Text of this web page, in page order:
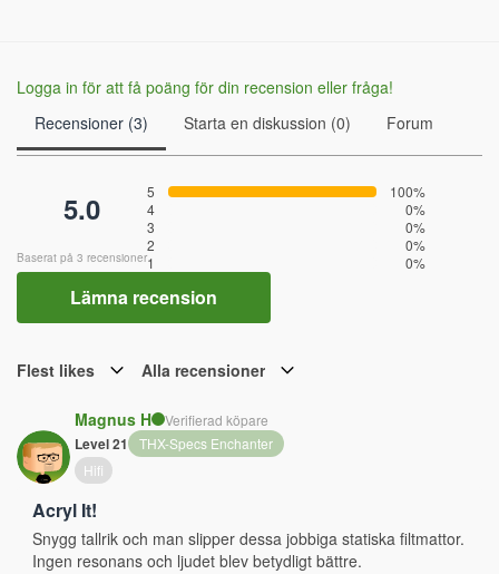
Logga in för att få poäng för din recension eller fråga!
Recensioner (3)
Starta en diskussion (0) Forum
5.0
Baserat på 3 recensioner
5
100%
4
0%
3
0%
2
0%
1
0%
Lämna recension
Flest likes Alla recensioner
Magnus H Verifierad köpare
Level 21
THX-Specs Enchanter
Hifi
Acryl It!
Snygg tallrik och man slipper dessa jobbiga statiska filtmattor.
Ingen resonans och ljudet blev betydligt bättre.